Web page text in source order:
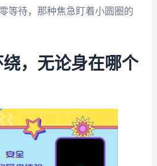
等待，那种焦急盯着小圆圈的
，无论身在哪个